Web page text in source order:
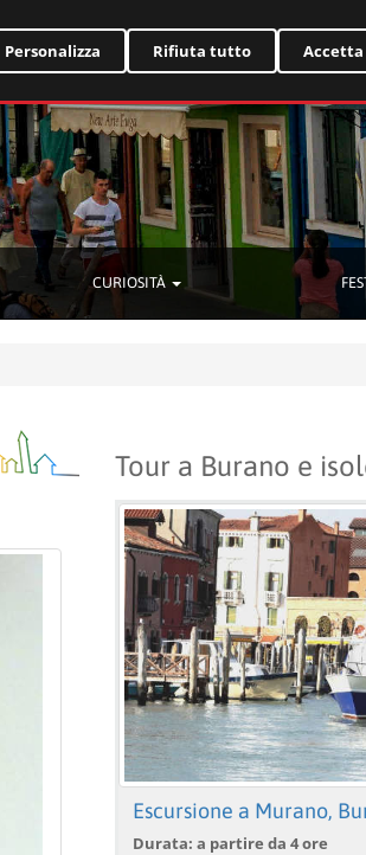
CURIOSITÀ
Tour a Burano e
Escursione a Murano,
Durata: a partire da 4 ore
Personalizza Rifiuta tutto